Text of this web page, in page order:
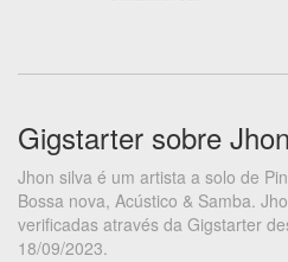
Gigstarter sobre
Jhon silva é um artista a solo de
Bossa nova, Acústico & Samba.
verificadas através da Gigstarter
18/09/2023.